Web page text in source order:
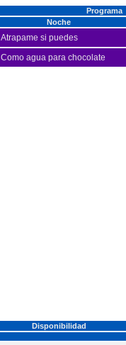
Programa
Noche
Atrapame si puedes
Como agua para chocolate
Disponibilidad